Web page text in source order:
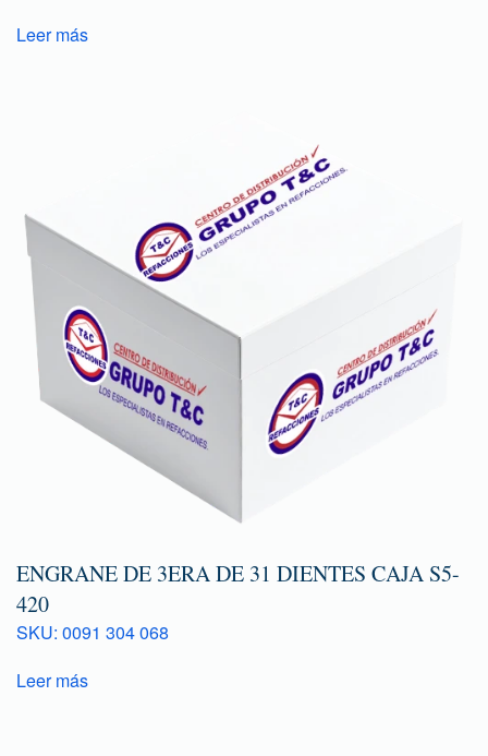
Leer más
ENGRANE DE 3ERA DE 31 DIENTES CAJA S5-
420
SKU: 0091 304 068
Leer más